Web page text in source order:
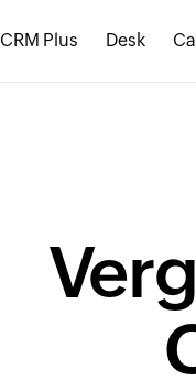
CRM Plus Desk